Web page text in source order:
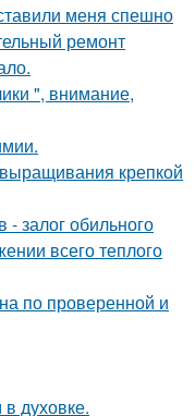
меня спешно
ремонт
", внимание,
крепкой
залог обильного
всего теплого
по проверенной и
духовке.